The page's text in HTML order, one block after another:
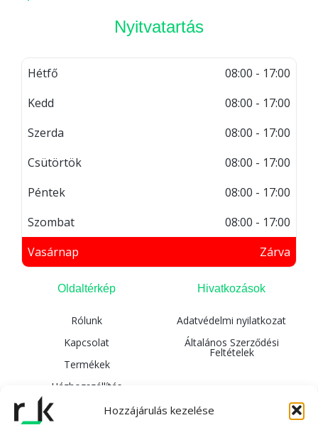
Hozzájárulás kezelése
Nyitvatartás
Hétfő
08:00 - 17:00
Kedd
08:00 - 17:00
Szerda
08:00 - 17:00
Csütörtök
08:00 - 17:00
Péntek
08:00 - 17:00
Szombat
08:00 - 17:00
Vasárnap
Zárva
Oldaltérkép
Rólunk
Kapcsolat
Termékek
Házhozszállítás
Hivatkozások
Adatvédelmi nyilatkozat
Általános Szerződési
Feltételek